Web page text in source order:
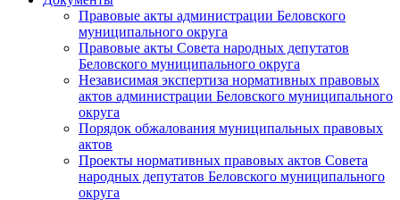
Правовые акты администрации Беловского
муниципального округа
Правовые акты Совета народных депутатов
Беловского муниципального округа
Независимая экспертиза нормативных правовых
актов администрации Беловского муниципального
округа
Порядок обжалования муниципальных правовых
актов
Проекты нормативных правовых актов Совета
народных депутатов Беловского муниципального
округа